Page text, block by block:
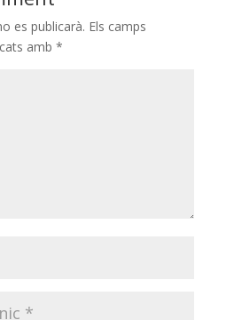
es publicarà. Els camps
amb *